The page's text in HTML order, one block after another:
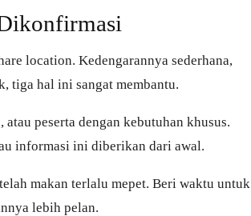
location. Kedengarannya sederhana,
tiga hal ini sangat membantu.
peserta dengan kebutuhan khusus.
informasi ini diberikan dari awal.
makan terlalu mepet. Beri waktu untuk
lebih pelan.